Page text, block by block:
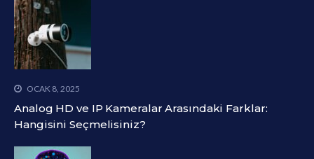
OCAK 8, 2025
Analog HD ve IP Kameralar Arasındaki Farklar:
Hangisini Seçmelisiniz?